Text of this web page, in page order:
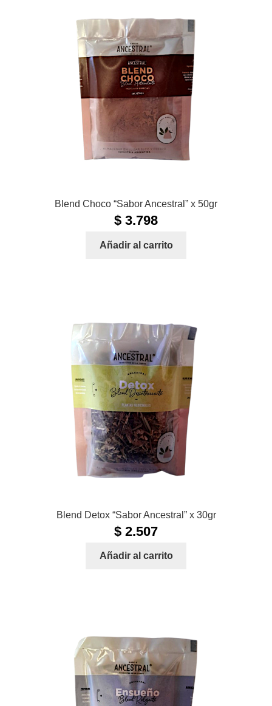
Blend Choco “Sabor Ancestral” x 50gr
$ 3.798
Añadir al carrito
Blend Detox “Sabor Ancestral” x 30gr
$ 2.507
Añadir al carrito